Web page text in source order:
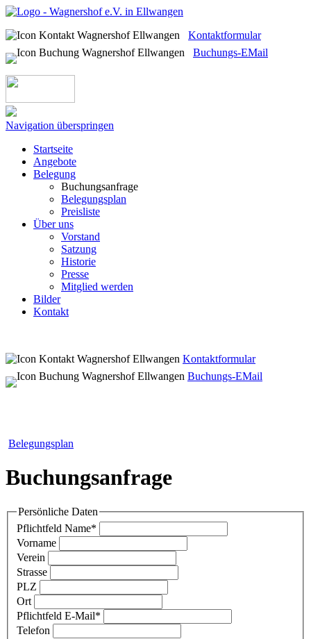
Kontaktformular
Buchungs-EMail
Navigation überspringen
Startseite
Angebote
Belegung
Buchungsanfrage
Belegungsplan
Preisliste
Über uns
Vorstand
Satzung
Historie
Presse
Mitglied werden
Bilder
Kontakt
Kontaktformular
Buchungs-EMail
Belegungsplan
Buchungsanfrage
Persönliche Daten
Pflichtfeld Name*
Vorname
Verein
Strasse
PLZ
Ort
Pflichtfeld E-Mail*
Telefon